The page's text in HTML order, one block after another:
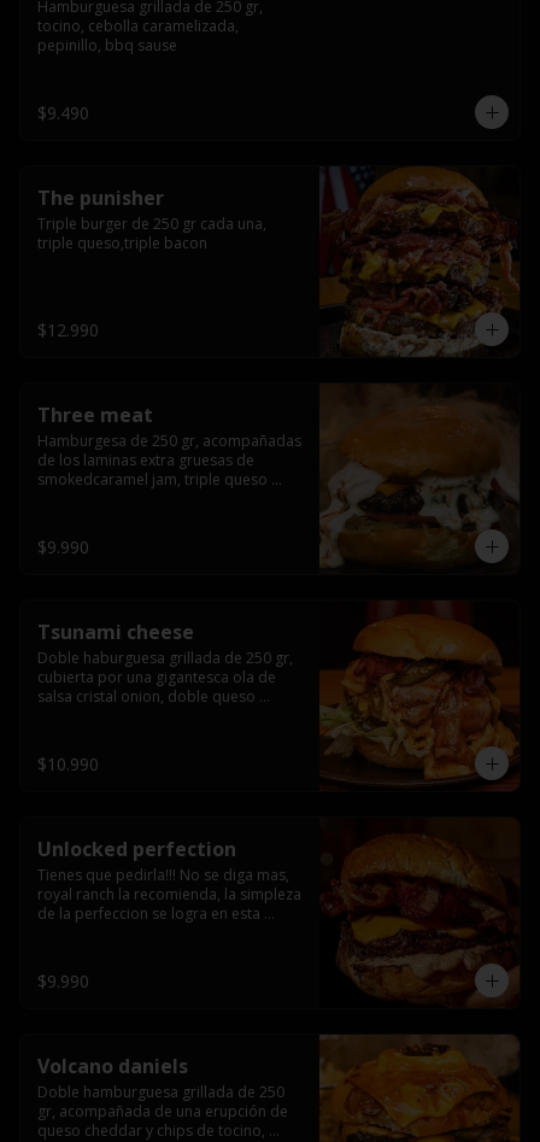
Hamburguesa grillada de 250 gr,
tocino, cebolla caramelizada,
pepinillo, bbq sause
$9.490
The punisher
Triple burger de 250 gr cada una,
triple queso,triple bacon
$12.990
Three meat
Hamburgesa de 250 gr, acompañadas
de los laminas extra gruesas de
smokedcaramel jam, triple queso
$9.990
Tsunami cheese
Doble haburguesa grillada de 250 gr,
cubierta por una gigantesca ola de
salsa cristal onion, doble queso
grill y los mas ricos jalapeños
jalapeños de todo texas.
$10.990
Unlocked perfection
Tienes que pedirla!!! No se diga mas,
royal ranch la recomienda, la simpleza
de la perfeccion se logra en esta
bacon secret sause, y tocino (se
recomienda con coccion 3/4).
$9.990
Volcano daniels
Doble hamburguesa grillada de 250
gr, acompañada de una erupción de
queso cheddar y chips de tocino,